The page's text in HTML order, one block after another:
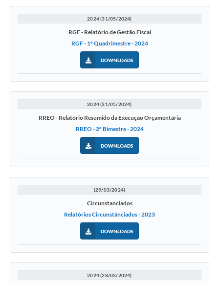
2024 (31/05/2024)
RGF - Relatório de Gestão Fiscal
RGF - 1º Quadrimestre - 2024
DOWNLOADS
2024 (31/05/2024)
RREO - Relatório Resumido da Execução Orçamentária
RREO - 2º Bimestre - 2024
DOWNLOADS
(29/03/2024)
Circunstanciados
Relatórios Circunstânciados - 2023
DOWNLOADS
2024 (28/03/2024)